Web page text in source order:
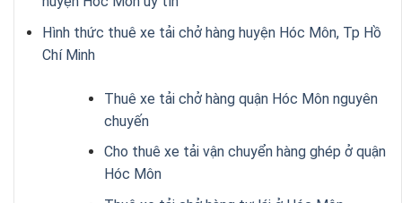
Hình thức thuê xe tải chở hàng huyện Hóc Môn, Tp Hồ
Chí Minh
Thuê xe tải chở hàng quận Hóc Môn nguyên
chuyến
Cho thuê xe tải vận chuyển hàng ghép ở quận
Hóc Môn